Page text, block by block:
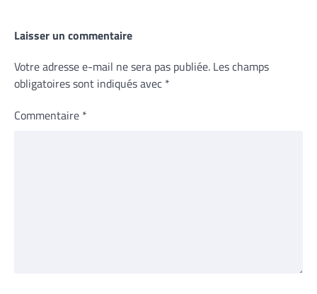
Laisser un commentaire
Votre adresse e-mail ne sera pas publiée. Les champs
obligatoires sont indiqués avec *
Commentaire *